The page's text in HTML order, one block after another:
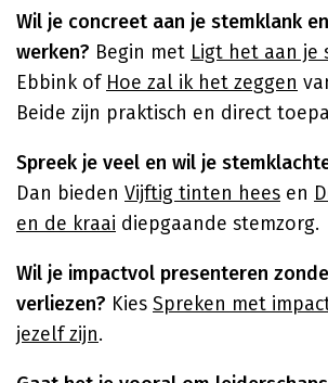
Wil je concreet aan je stemklank
werken? Begin met Ligt het aan je
Ebbink of Hoe zal ik het zeggen
Beide zijn praktisch en direct
Spreek je veel en wil je
Dan bieden Vijftig tinten hees en
en de kraai diepgaande stemzorg.
Wil je impactvol presenteren
verliezen? Kies Spreken met
jezelf zijn.